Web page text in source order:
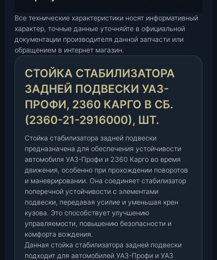
к
а
с
т
б
и
и
з
т
о
р
а
н
е
й
п
Все технические характеристики носят информативный
характер, точные данные уточняйте в официальной
документации производителя данной запчасти или
обращением в интернет магазин.
СТОЙКА СТАБИЛИЗАТОРА
ЗАДНЕЙ ПОДВЕСКИ УАЗ-
ПРОФИ, 2360 КАРГО В СБ.
(2360-21-2916000), ШТ.
Стойка стабилизатора задней подвески
предназначена для обеспечения устойчивости
автомобиля УАЗ-Профи и 2360 Карго во время
движения, особенно при прохождении поворотов
и маневрировании. Она соединяет стабилизатор
поперечной устойчивости с элементами
подвески, передавая усилие и уменьшая крен
кузова. Это способствует улучшению
управляемости, повышению безопасности и
комфорта вождения.
Данная стойка стабилизатора задней подвески
подходит для автомобилей УАЗ-Профи и УАЗ